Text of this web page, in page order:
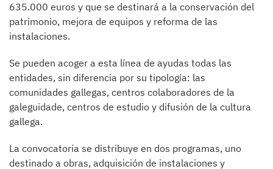
635.000 euros y que se destinará a la conservación del
patrimonio, mejora de equipos y reforma de las
instalaciones.
Se pueden acoger a esta línea de ayudas todas las
entidades, sin diferencia por su tipología: las
comunidades gallegas, centros colaboradores de la
galeguidade, centros de estudio y difusión de la cultura
gallega.
La convocatoria se distribuye en dos programas, uno
destinado a obras, adquisición de instalaciones y